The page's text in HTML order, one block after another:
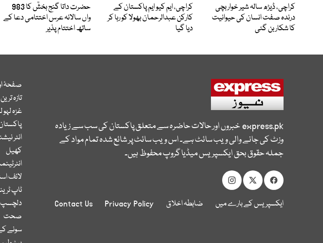
کراچی، ڈیڑھ سالہ شیر خوار بچی
درندہ صفت انسان کی حیوانیت
کا شکار بن گئی
کراچی، ایم کیو ایم پاکستان کے
کارکن عبدالرحمان بھولا کو رہا کر
دیا گیا
حضرت داتا گنج بخشؒ کا 983
واں سالانہ عرس اختتامی دعا کے
ساتھ اختتام پذیر
express.pkخبروں اور حالات حاضرہ سے متعلق پاکستان کی سب سے زیادہ
وزٹ کی جانے والی ویب سائٹ ہے۔ اس ویب سائٹ پر شائع شدہ تمام مواد کے
جملہ حقوق بحق ایکسپریس میڈیا گروپ محفوظ ہیں۔
ایکسپریس کے بارے میں ضابطہ اخلاق Privacy Policy
Contact Us
صفحۂ
تازہ ترین
غزہ لہو
انٹر
کھیل
لائف
ٹاپ
صحت
سونے